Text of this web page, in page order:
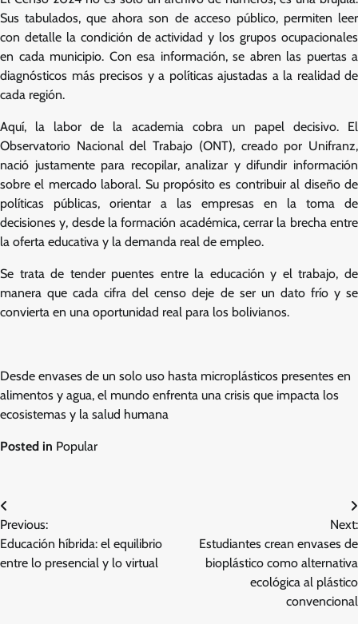
Sus tabulados, que ahora son de acceso público, permiten leer
con detalle la condición de actividad y los grupos ocupacionales
en cada municipio. Con esa información, se abren las puertas a
diagnósticos más precisos y a políticas ajustadas a la realidad de
cada región.
Aquí, la labor de la academia cobra un papel decisivo. El
Observatorio Nacional del Trabajo (ONT), creado por Unifranz,
nació justamente para recopilar, analizar y difundir información
sobre el mercado laboral. Su propósito es contribuir al diseño de
políticas públicas, orientar a las empresas en la toma de
decisiones y, desde la formación académica, cerrar la brecha entre
la oferta educativa y la demanda real de empleo.
Se trata de tender puentes entre la educación y el trabajo, de
manera que cada cifra del censo deje de ser un dato frío y se
convierta en una oportunidad real para los bolivianos.
Desde envases de un solo uso hasta microplásticos presentes en
alimentos y agua, el mundo enfrenta una crisis que impacta los
ecosistemas y la salud humana
Posted in Popular
Post
navigation
Previous:
Educación híbrida: el equilibrio
entre lo presencial y lo virtual
Next:
Estudiantes crean envases de
bioplástico como alternativa
ecológica al plástico
convencional